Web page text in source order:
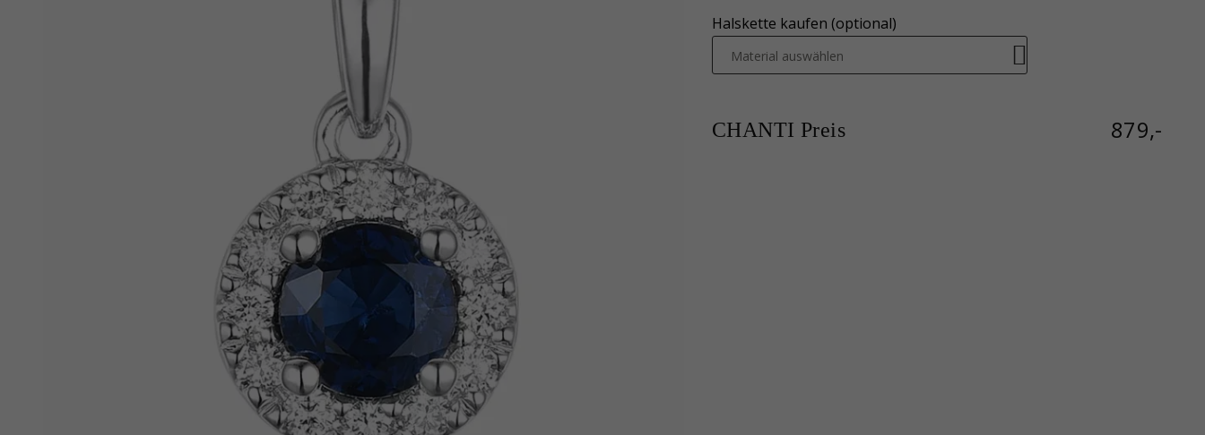
Halskette kaufen (optional)
Material auswählen
CHANTI Preis 879,-